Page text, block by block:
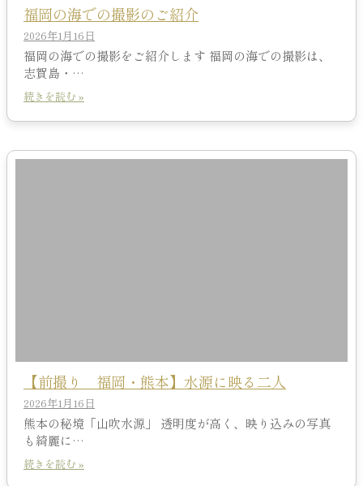
福岡の海での撮影のご紹介
2026年1月16日
福岡の海での撮影をご紹介します 福岡の海での撮影は、
志賀島・…
続きを読む »
【前撮り 福岡・熊本】水源に映る二人
2026年1月16日
熊本の秘境「山吹水源」 透明度が高く、映り込みの写真
も綺麗に…
続きを読む »